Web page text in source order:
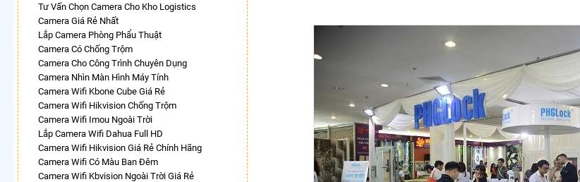
Tư Vấn Chọn Camera Cho Kho Logistics
Camera Giá Rẻ Nhất
Lắp Camera Phòng Phẩu Thuật
Camera Có Chống Trộm
Camera Cho Công Trình Chuyên Dụng
Camera Nhìn Màn Hình Máy Tính
Camera Wifi Kbone Cube Giá Rẻ
Camera Wifi Hikvision Chống Trộm
Camera Wifi Imou Ngoài Trời
Lắp Camera Wifi Dahua Full HD
Camera Wifi Hikvision Giá Rẻ Chính Hãng
Camera Wifi Có Màu Ban Đêm
Camera Wifi Kbvision Ngoài Trời Giá Rẻ